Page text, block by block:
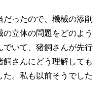
ったので、機械の添削
立体の問題をどのよう
でいて、猪飼さんが先行
飼さんにどう理解しても
た。私も以前そうでした